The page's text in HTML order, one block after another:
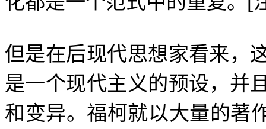
但是在后现代思想家看来，
是一个现代主义的预设，并
和变异。福柯就以大量的著